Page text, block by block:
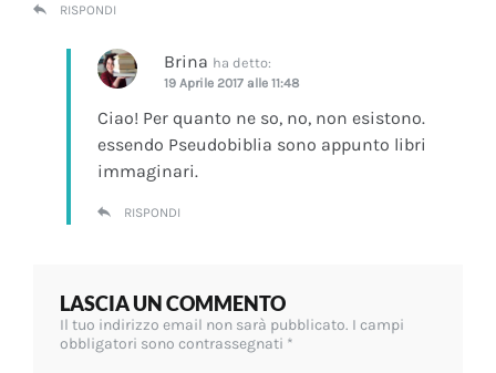
RISPONDI
Brina ha detto:
19 Aprile 2017 alle 11:48
Ciao! Per quanto ne so, no, non esistono.
essendo Pseudobiblia sono appunto libri
immaginari.
RISPONDI
LASCIA UN COMMENTO
Il tuo indirizzo email non sarà pubblicato. I campi
obbligatori sono contrassegnati *